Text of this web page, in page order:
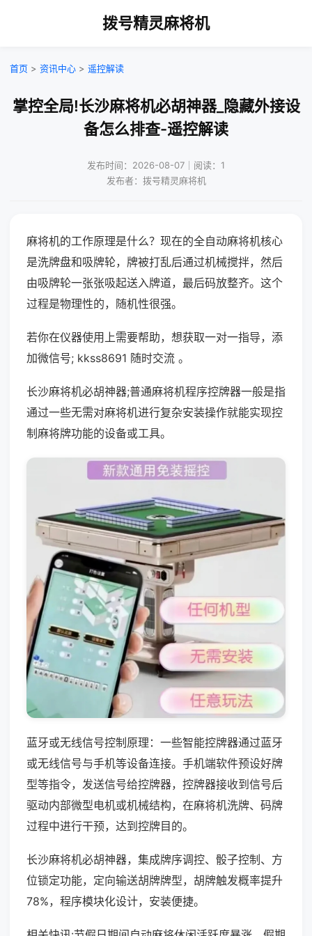
拨号精灵麻将机
首页 > 资讯中心 > 遥控解读
掌控全局!长沙麻将机必胡神器_隐藏外接设
备怎么排查-遥控解读
发布时间：2026-08-07｜阅读：1
发布者：拨号精灵麻将机
麻将机的工作原理是什么？现在的全自动麻将机核心
是洗牌盘和吸牌轮，牌被打乱后通过机械搅拌，然后
由吸牌轮一张张吸起送入牌道，最后码放整齐。这个
过程是物理性的，随机性很强。
若你在仪器使用上需要帮助，想获取一对一指导，添
加微信号; kkss8691 随时交流 。
长沙麻将机必胡神器;普通麻将机程序控牌器一般是指
通过一些无需对麻将机进行复杂安装操作就能实现控
制麻将牌功能的设备或工具。
蓝牙或无线信号控制原理：一些智能控牌器通过蓝牙
或无线信号与手机等设备连接。手机端软件预设好牌
型等指令，发送信号给控牌器，控牌器接收到信号后
驱动内部微型电机或机械结构，在麻将机洗牌、码牌
过程中进行干预，达到控牌目的。
长沙麻将机必胡神器，集成牌序调控、骰子控制、方
位锁定功能，定向输送胡牌牌型，胡牌触发概率提升
78%，程序模块化设计，安装便捷。